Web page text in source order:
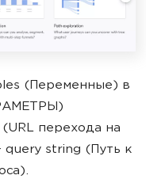
(Переменные) в
перехода на
query string (Путь к